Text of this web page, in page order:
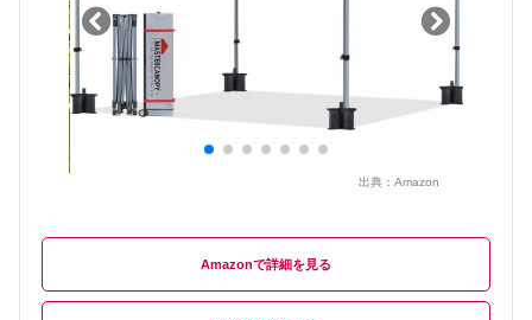
出典： Amazon
Amazon